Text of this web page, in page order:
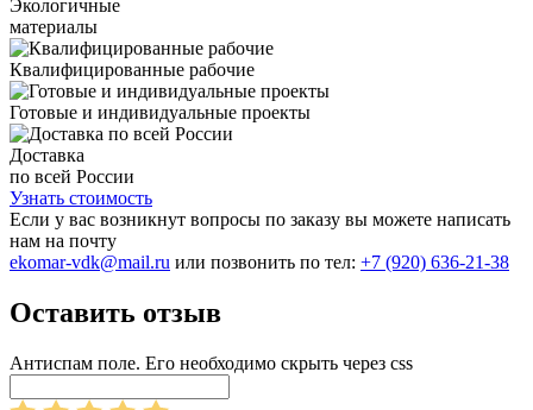
Экологичные
материалы
Квалифицированные рабочие
Готовые и индивидуальные проекты
Доставка
по всей России
Узнать стоимость
Если у вас возникнут вопросы по заказу вы можете написать
нам на почту
ekomar-vdk@mail.ru или позвонить по тел: +7 (920) 636-21-38
Оставить отзыв
Антиспам поле. Его необходимо скрыть через css